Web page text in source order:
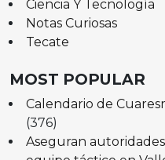
Ciencia Y Tecnología
Notas Curiosas
Tecate
MOST POPULAR
Calendario de
(376)
Aseguran